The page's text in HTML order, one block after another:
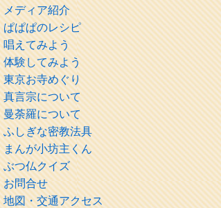
メディア紹介
ぱぱぱのレシピ
唱えてみよう
体験してみよう
東京お寺めぐり
真言宗について
曼荼羅について
ふしぎな密教法具
まんが小坊主くん
ぶつ仏クイズ
お問合せ
地図・交通アクセス